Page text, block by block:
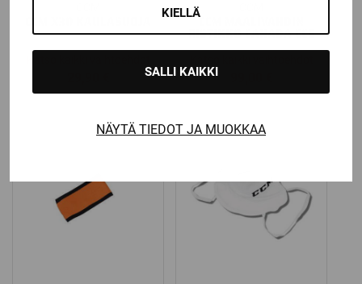
KIELLÄ
SALLI KAIKKI
NÄYTÄ TIEDOT JA MUOKKAA
CCM MAALIVAHDIN
RISTIKKO CANADA CCE